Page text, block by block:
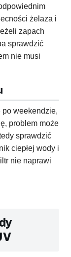
żelaza i
zapach
sprawdzić
nie musi
weekendzie,
problem może
sprawdzić
ciepłej wody i
nie naprawi